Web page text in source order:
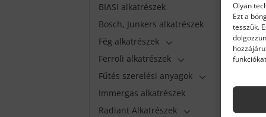
Olyan
Ezt a
tesszük.
BIASI alkatrészek
Bosch, Junkers alkatrészek
Fég alkatrészek
Ferroli alkatrészek
Fűtés szerelési anyagok
Immergas alkatrészek
Radiant Alkatrészek